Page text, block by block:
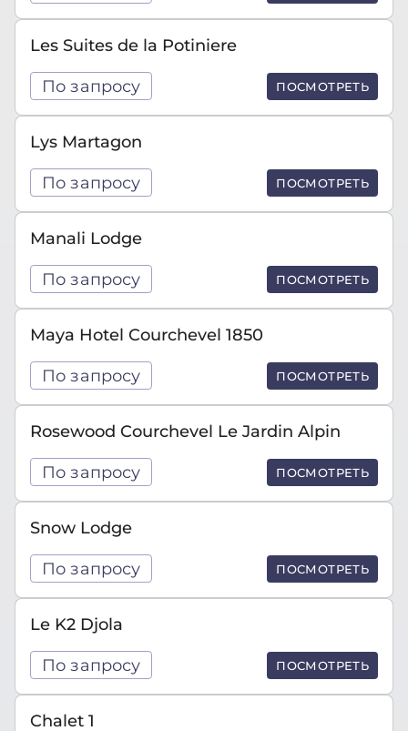
Les Suites de la Potiniere
По запросу ПОСМОТРЕТЬ
Lys Martagon
По запросу ПОСМОТРЕТЬ
Manali Lodge
По запросу ПОСМОТРЕТЬ
Maya Hotel Courchevel 1850
По запросу ПОСМОТРЕТЬ
Rosewood Courchevel Le Jardin Alpin
По запросу ПОСМОТРЕТЬ
Snow Lodge
По запросу ПОСМОТРЕТЬ
Le K2 Djola
По запросу ПОСМОТРЕТЬ
Chalet 1